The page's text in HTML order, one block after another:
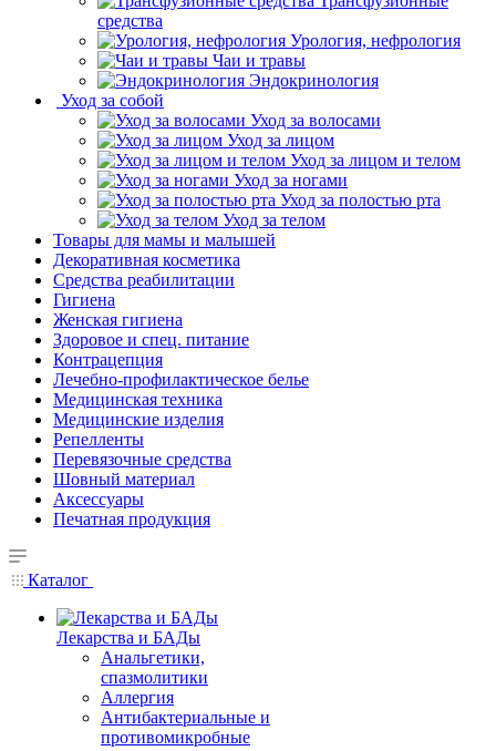
средства
Урология, нефрология
Чаи и травы
Эндокринология
Уход за собой
Уход за волосами
Уход за лицом
Уход за лицом и телом
Уход за ногами
Уход за полостью рта
Уход за телом
Товары для мамы и малышей
Декоративная косметика
Средства реабилитации
Гигиена
Женская гигиена
Здоровое и спец. питание
Контрацепция
Лечебно-профилактическое белье
Медицинская техника
Медицинские изделия
Репелленты
Перевязочные средства
Шовный материал
Аксессуары
Печатная продукция
Каталог
Лекарства и БАДы
Анальгетики,
спазмолитики
Аллергия
Антибактериальные и
противомикробные